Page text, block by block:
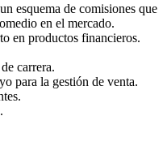
esquema de comisiones que
en el mercado.
en productos financieros.
carrera.
para la gestión de venta.